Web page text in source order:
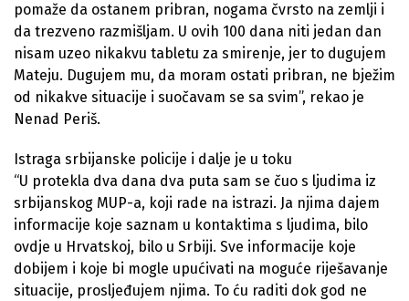
pomaže da ostanem pribran, nogama čvrsto na zemlji i
da trezveno razmišljam. U ovih 100 dana niti jedan dan
nisam uzeo nikakvu tabletu za smirenje, jer to dugujem
Mateju. Dugujem mu, da moram ostati pribran, ne bježim
od nikakve situacije i suočavam se sa svim”, rekao je
Nenad Periš.
Istraga srbijanske policije i dalje je u toku
“U protekla dva dana dva puta sam se čuo s ljudima iz
srbijanskog MUP-a, koji rade na istrazi. Ja njima dajem
informacije koje saznam u kontaktima s ljudima, bilo
ovdje u Hrvatskoj, bilo u Srbiji. Sve informacije koje
dobijem i koje bi mogle upućivati na moguće riješavanje
situacije, prosljeđujem njima. To ću raditi dok god ne